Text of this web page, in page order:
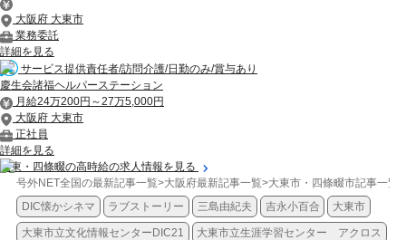
大阪府 大東市
業務委託
詳細を見る
サービス提供責任者/訪問介護/日勤のみ/賞与あり
慶生会諸福ヘルパーステーション
月給24万200円～27万5,000円
大阪府 大東市
正社員
詳細を見る
大東・四條畷の高時給の求人情報を見る
号外NET全国の最新記事一覧>大阪府最新記事一覧>大東市・四條畷市記事一覧
DIC懐かシネマ
ラブストーリー 三島由紀夫 吉永小百合 大東市
大東市立文化情報センターDIC21 大東市立生涯学習センター アクロス